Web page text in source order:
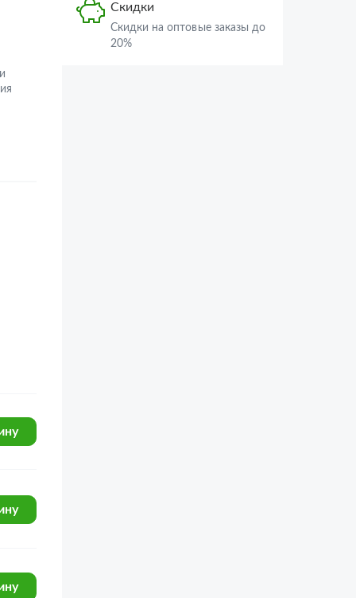
Скидки
Скидки на оптовые заказы до
20%